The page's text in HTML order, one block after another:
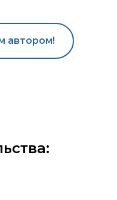
автором!